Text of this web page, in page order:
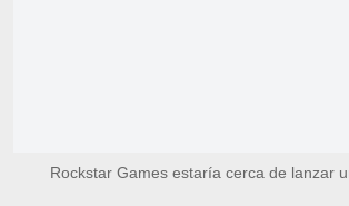
Rockstar Games estaría cerca de lanzar